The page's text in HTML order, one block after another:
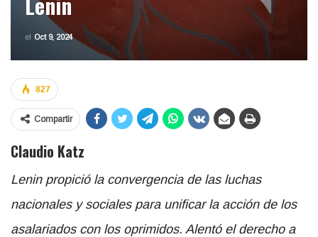
el Oct 9, 2024
827
Compartir
Claudio Katz
Lenin propició la convergencia de las luchas
nacionales y sociales para unificar la acción de los
asalariados con los oprimidos. Alentó el derecho a